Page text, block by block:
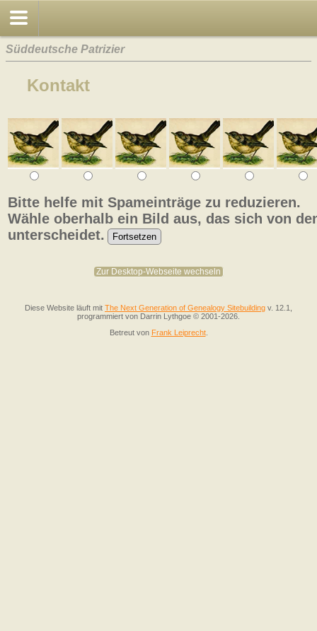
Süddeutsche Patrizier
Kontakt
Bitte helfe mit Spameinträge zu reduzieren.
Wähle oberhalb ein Bild aus, das sich von
unterscheidet.
Zur Desktop-Webseite wechseln
Diese Website läuft mit The Next Generation of Genealogy Sitebuilding v. 12.1,
programmiert von Darrin Lythgoe © 2001-2026.
Betreut von Frank Leiprecht.